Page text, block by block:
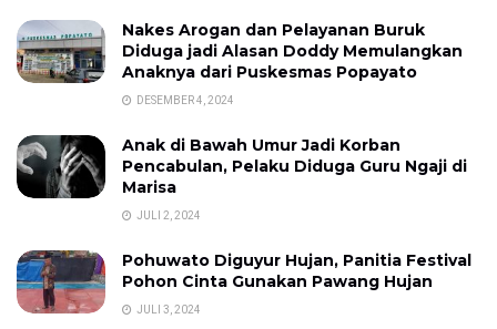
Nakes Arogan dan Pelayanan Buruk
Diduga jadi Alasan Doddy Memulangkan
Anaknya dari Puskesmas Popayato
DESEMBER 4, 2024
Anak di Bawah Umur Jadi Korban
Pencabulan, Pelaku Diduga Guru Ngaji di
Marisa
JULI 2, 2024
Pohuwato Diguyur Hujan, Panitia Festival
Pohon Cinta Gunakan Pawang Hujan
JULI 3, 2024